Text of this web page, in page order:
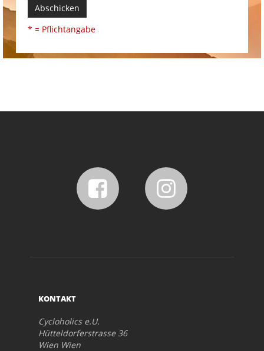
Abschicken
* = Pflichtangabe
KONTAKT
Cycloholics e.U.
Hütteldorferstrasse 36
Wien Wien